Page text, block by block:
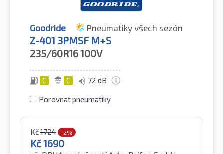
Goodride Pneumatiky všech sezón
Z-401 3PMSF M+S
235/60R16100V
C C 72 dB
Porovnat pneumatiky
Kč1724 -2%
Kč1690